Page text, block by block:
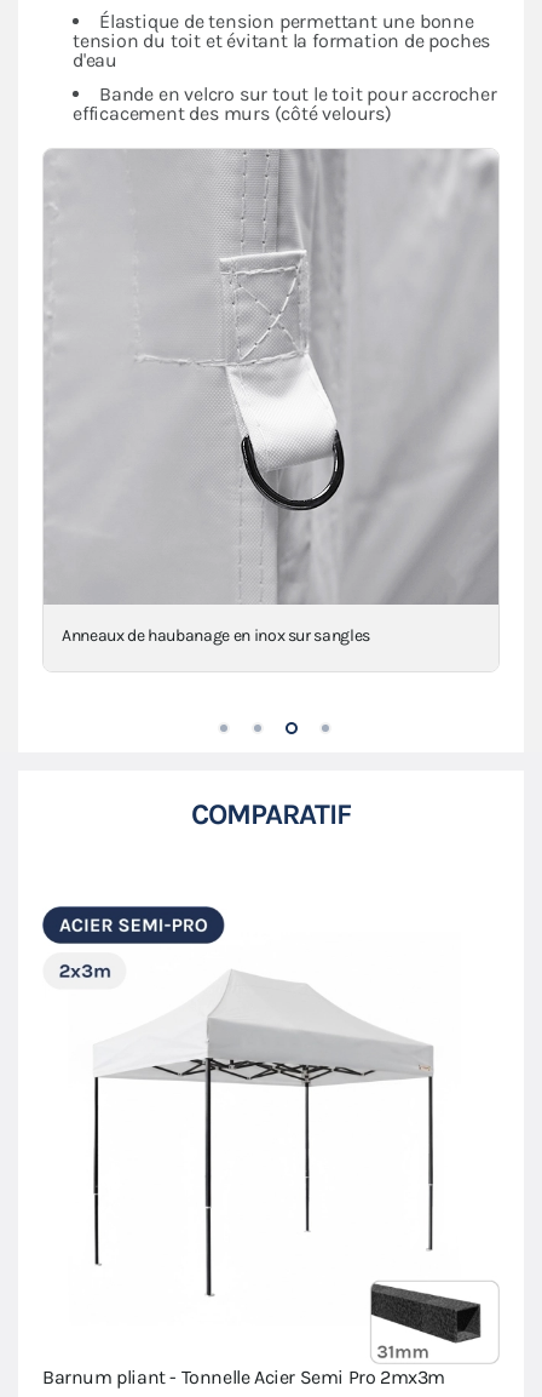
Élastique de tension permettant une bonne
tension du toit et évitant la formation de poches
d'eau
Bande en velcro sur tout le toit pour accrocher
efficacement des murs (côté velours)
Anneaux de haubanage en inox sur sangles
COMPARATIF
Barnum pliant - Tonnelle Acier Semi Pro 2mx3m